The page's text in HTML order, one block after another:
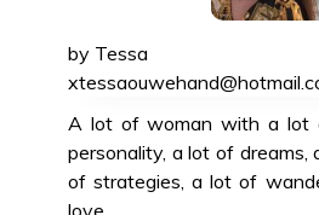
by Tessa
A lot of woman with a lot
personality, a lot of dreams,
of strategies, a lot of
love.